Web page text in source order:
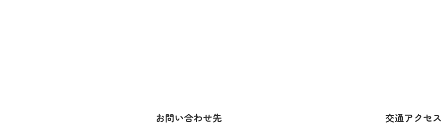
お問い合わせ先 交通アクセス